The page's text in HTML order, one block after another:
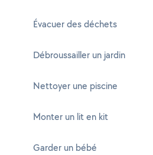
Évacuer des déchets
Débroussailler un jardin
Nettoyer une piscine
Monter un lit en kit
Garder un bébé